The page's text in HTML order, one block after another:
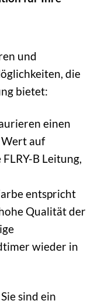
und
die
bietet:
einen
auf
B Leitung,
entspricht
Qualität der
wieder in
Sie sind ein